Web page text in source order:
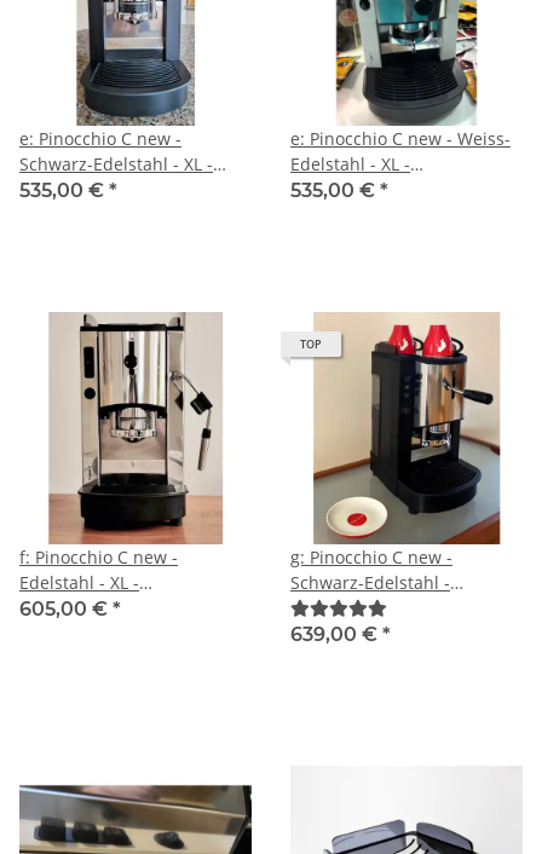
e: Pinocchio C new -
Schwarz-Edelstahl - XL -
Tassengestell aus Plexiglas -
535,00 € *
e: Pinocchio C new - Weiss-
Edelstahl - XL -
Tassengestell aus Plexiglas -
535,00 € *
f: Pinocchio C new -
Edelstahl - XL -
Tassengestell aus Plexiglas -
605,00 € *
TOP
g: Pinocchio C new -
Schwarz-Edelstahl -
Volumetrico plus Elektronik-
Paket - Tassengestell aus
639,00 € *